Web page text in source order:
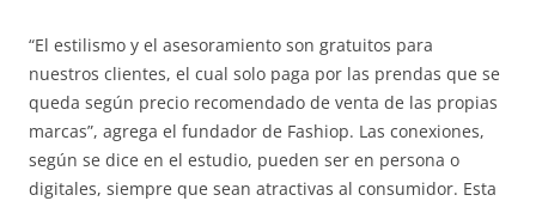
“El estilismo y el asesoramiento son gratuitos para
nuestros clientes, el cual solo paga por las prendas que se
queda según precio recomendado de venta de las propias
marcas”, agrega el fundador de Fashiop. Las conexiones,
según se dice en el estudio, pueden ser en persona o
digitales, siempre que sean atractivas al consumidor. Esta